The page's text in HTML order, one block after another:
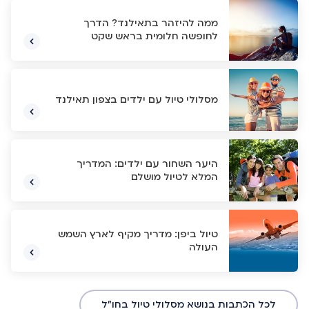
ממה להיזהר בתאילנד? הדרך
לחופשה חלומית בראש שקט
מסלולי טיול עם ילדים בצפון תאילנד
היער השחור עם ילדים: המדריך
המלא לטיול מושלם
טיול ביפן: מדריך מקיף לארץ השמש
העולה
לכל הכתבות בנושא מסלולי טיול בחו"ל